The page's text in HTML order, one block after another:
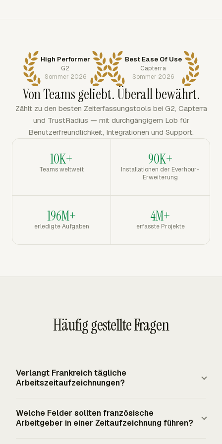
High Performer
G2
Sommer 2026
Best Ease Of Use
Capterra
Sommer 2026
Von Teams geliebt. Überall bewährt.
Zählt zu den besten Zeiterfassungstools bei G2, Capterra
und TrustRadius — mit durchgängigem Lob für
Benutzerfreundlichkeit, Integrationen und Support.
10K+
Teams weltweit
90K+
Installationen der Everhour-
Erweiterung
196M+
erledigte Aufgaben
4M+
erfasste Projekte
Häufig gestellte Fragen
Verlangt Frankreich tägliche
Arbeitszeitaufzeichnungen?
v Deutsche Bank, die ein objektives, verlässliches und
zugängliches System zur Messung der täglichen
Welche Felder sollten französische
Arbeitgeber in einer Zeitaufzeichnung führen?